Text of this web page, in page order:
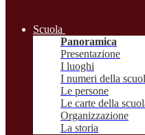
Scuola
Panoramica
Presentazione
I luoghi
I numeri della
Le persone
Le carte della
Organizzazione
La storia